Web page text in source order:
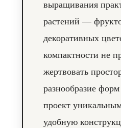
выращивания
растений —
декоративных
компактности не
жертвовать
разнообразие
проект
удобную